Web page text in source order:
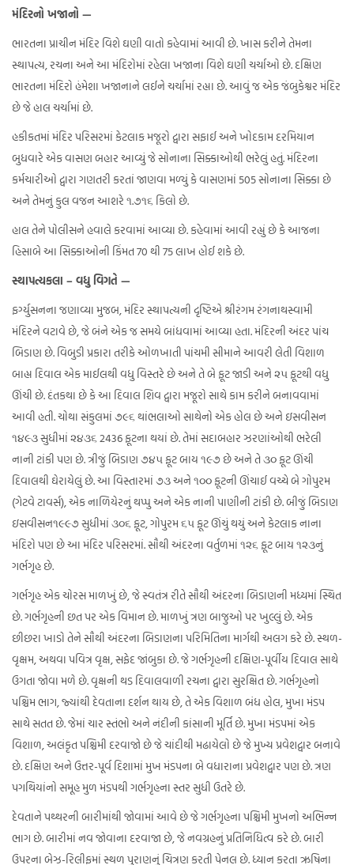
મંદિરનો ખજાનો —
ભારતના પ્રાચીન મંદિર વિશે ઘણી વાતો કહેવામાં આવી છે. ખાસ કરીને તેમના
સ્થાપત્ય, રચના અને આ મંદિરોમાં રહેલા ખજાના વિશે ઘણી ચર્ચાઓ છે. દક્ષિણ
ભારતના મંદિરો હંમેશા ખજાનાને લઈને ચર્ચામાં રહ્યા છે. આવું જ એક જંબુકેશ્વર મંદિર
છે જે હાલ ચર્ચામાં છે.
હકીકતમાં મંદિર પરિસરમાં કેટલાક મજૂરો દ્વારા સફાઈ અને ખોદકામ દરમિયાન
બુધવારે એક વાસણ બહાર આવ્યું જે સોનાના સિક્કાઓથી ભરેલું હતું. મંદિરના
કર્મચારીઓ દ્વારા ગણતરી કરતાં જાણવા મળ્યું કે વાસણમાં 505 સોનાના સિક્કા છે
અને તેમનું કુલ વજન આશરે ૧.૭૧૬ કિલો છે.
હાલ તેને પોલીસને હવાલે કરવામાં આવ્યા છે. કહેવામાં આવી રહ્યું છે કે આજના
હિસાબે આ સિક્કાઓની કિંમત 70 થી 75 લાખ હોઈ શકે છે.
સ્થાપત્યકલા – વધુ વિગતે —
ફર્ગ્યુસનના જણાવ્યા મુજબ, મંદિર સ્થાપત્યની દૃષ્ટિએ શ્રીરંગમ રંગનાથસ્વામી
મંદિરને વટાવે છે, જે બંને એક જ સમયે બાંધવામાં આવ્યા હતા. મંદિરની અંદર પાંચ
બિડાણ છે. વિબુડી પ્રકારા તરીકે ઓળખાતી પાંચમી સીમાને આવરી લેતી વિશાળ
બાહ્ય દિવાલ એક માઈલથી વધુ વિસ્તરે છે અને તે બે ફૂટ જાડી અને ૨૫ ફૂટથી વધુ
ઊંચી છે. દંતકથા છે કે આ દિવાલ શિવ દ્વારા મજૂરો સાથે કામ કરીને બનાવવામાં
આવી હતી. ચોથા સંકુલમાં ૭૯૬ થાંભલાઓ સાથેનો એક હોલ છે અને ઇસવીસન
૧૪૯૩ સુધીમાં ૨૪૩૬ 2436 ફૂટના થયાં છે. તેમાં સદાબહાર ઝરણાંઓથી ભરેલી
નાની ટાંકી પણ છે. ત્રીજું બિડાણ ૭૪૫ ફૂટ બાય ૧૯૭ છે અને તે ૩૦ ફૂટ ઊંચી
દિવાલથી ઘેરાયેલું છે. આ વિસ્તારમાં ૭૩ અને ૧૦૦ ફૂટની ઊંચાઈ વચ્ચે બે ગોપુરમ
(ગેટવે ટાવર્સ), એક નાળિયેરનું થપ્પુ અને એક નાની પાણીની ટાંકી છે. બીજું બિડાણ
ઇસવીસન૧૯૯૭ સુધીમાં ૩૦૬ ફૂટ, ગોપુરમ ૬૫ ફૂટ ઊંચું થયું અને કેટલાક નાના
મંદિરો પણ છે આ મંદિર પરિસરમાં. સૌથી અંદરના વર્તુળમાં ૧૨૬ ફૂટ બાય ૧૨૩નું
ગર્ભગૃહ છે.
ગર્ભગૃહ એક ચોરસ માળખું છે, જે સ્વતંત્ર રીતે સૌથી અંદરના બિડાણની મધ્યમાં સ્થિત
છે. ગર્ભગૃહની છત પર એક વિમાન છે. માળખું ત્રણ બાજુઓ પર ખુલ્લું છે. એક
છીછરા ખાડો તેને સૌથી અંદરના બિડાણના પરિમિતિના માર્ગથી અલગ કરે છે. સ્થળ-
વૃક્ષમ, અથવા પવિત્ર વૃક્ષ, સફેદ જાંબુકા છે. જે ગર્ભગૃહની દક્ષિણ-પૂર્વીય દિવાલ સાથે
ઉગતા જોવા મળે છે. વૃક્ષની થડ દિવાલવાળી રચના દ્વારા સુરક્ષિત છે. ગર્ભગૃહનો
પશ્ચિમ ભાગ, જ્યાંથી દેવતાના દર્શન થાય છે, તે એક વિશાળ બંધ હોલ, મુખા મંડપ
સાથે સતત છે. જેમાં ચાર સ્તંભો અને નંદીની કાંસાની મૂર્તિ છે. મુખા મંડપમાં એક
વિશાળ, અલંકૃત પશ્ચિમી દરવાજો છે જે ચાંદીથી મઢાયેલો છે જે મુખ્ય પ્રવેશદ્વાર બનાવે
છે. દક્ષિણ અને ઉત્તર-પૂર્વ દિશામાં મુખ મંડપના બે વધારાના પ્રવેશદ્વાર પણ છે. ત્રણ
પગથિયાંનો સમૂહ મુળ મંડપથી ગર્ભગૃહના સ્તર સુધી ઉતરે છે.
દેવતાને પથ્થરની બારીમાંથી જોવામાં આવે છે જે ગર્ભગૃહના પશ્ચિમી મુખનો અભિન્ન
ભાગ છે. બારીમાં નવ જોવાના દરવાજા છે, જે નવગ્રહનું પ્રતિનિધિત્વ કરે છે. બારી
ઉપરના બેઝ-રિલીફમાં સ્થળ પુરાણનું ચિત્રણ કરતી પેનલ છે. ધ્યાન કરતા ઋષિના